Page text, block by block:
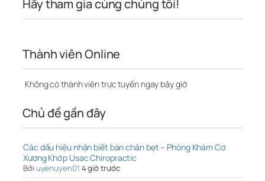
Hãy tham gia cùng chúng tôi!
Thành viên Online
Không có thành viên trực tuyến ngay bây giờ
Chủ đề gần đây
Các dấu hiệu nhận biết bàn chân bẹt – Phòng Khám Cơ
Xương Khớp Usac Chiropractic
Bởi uyenuyen01 4 giờ trước